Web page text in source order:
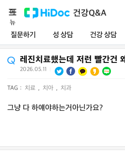
건강Q&A
질문하기 성 상담 건강 상담
메
뉴
레진치료했는데 저런 빨간건
2026.05.11
TAG : 치료 , 치아 , 치과
그냥 다 하얘야하는거아닌가요?